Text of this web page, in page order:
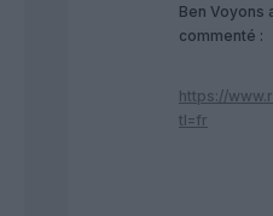
Ben Voyons
commenté :
https://
tl=fr